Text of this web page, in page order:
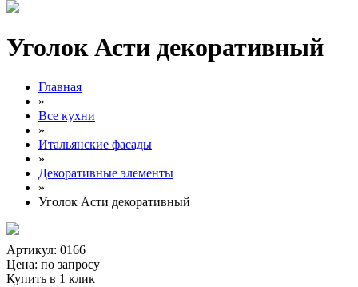
Уголок Асти декоративный
Главная
»
Все кухни
»
Итальянские фасады
»
Декоративные элементы
»
Уголок Асти декоративный
Артикул: 0166
Цена: по запросу
Купить в 1 клик